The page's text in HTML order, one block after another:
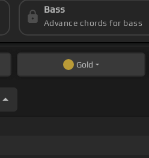
Bass
Advance chords for bass
Gold